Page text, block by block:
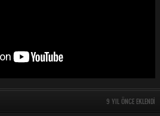
9 YIL ÖNCE EKLENDI